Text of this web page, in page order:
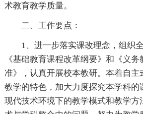
术教育教学质量。
二、工作要点：
1、进一步落实课改理念，组织
《基础教育课程改革纲要》和《义
准》，认真开展校本教研。本着自主
教学的特色，加大力度探究本学科的
现代技术环境下的教学模式和教学方